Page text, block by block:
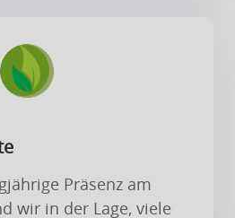
Präsenz am
wir in der Lage, viele